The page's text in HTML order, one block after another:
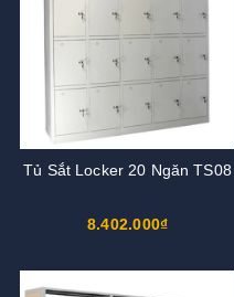
Tủ Sắt Locker 20 Ngăn TS08
8.402.000₫